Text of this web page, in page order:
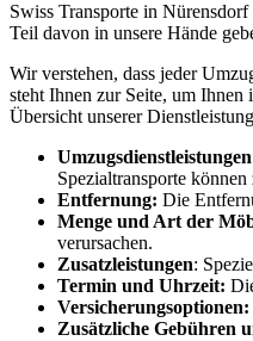
Swiss Transporte in
Teil davon in unsere Hände
Wir verstehen, dass jeder
steht Ihnen zur Seite, um Ihnen
Übersicht unserer
Spezialtransporte
Entfernung: Die
Menge und Art der
verursachen.
Zusatzleistungen:
Termin und Uhrzeit:
Versicherungsoptionen:
Zusätzliche Gebühren